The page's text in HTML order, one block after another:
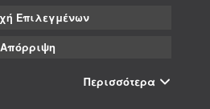
Επιλεγμένων
Απόρριψη
Περισσότερα